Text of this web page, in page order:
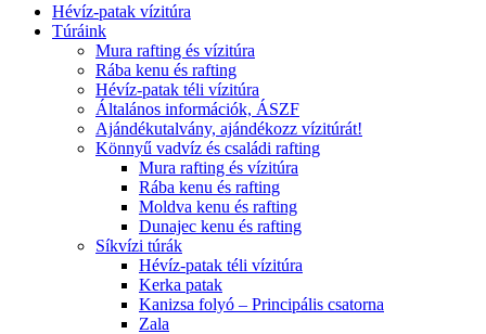
Hévíz-patak vízitúra
Túráink
Mura rafting és vízitúra
Rába kenu és rafting
Hévíz-patak téli vízitúra
Általános információk, ÁSZF
Ajándékutalvány, ajándékozz vízitúrát!
Könnyű vadvíz és családi rafting
Mura rafting és vízitúra
Rába kenu és rafting
Moldva kenu és rafting
Dunajec kenu és rafting
Síkvízi túrák
Hévíz-patak téli vízitúra
Kerka patak
Kanizsa folyó – Principális csatorna
Zala